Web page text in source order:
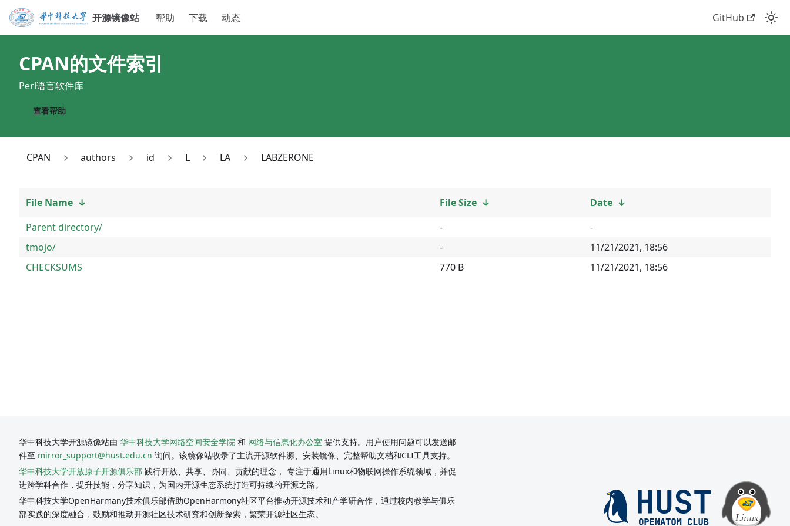
开源镜像站 帮助 下载 动态 GitHub
CPAN的文件索引
Perl语言软件库
查看帮助
CPAN authors id L LA LABZERONE
File Name ↓ File Size ↓ Date ↓
Parent directory/
-
-
tmojo/
-
11/21/2021, 18:56
CHECKSUMS
770 B 11/21/2021, 18:56
华中科技大学开源镜像站由 华中科技大学网络空间安全学院 和 网络与信息化办公室 提供支持。用户使用问题可以发送邮
件至 mirror_support@hust.edu.cn 询问。该镜像站收录了主流开源软件源、安装镜像、完整帮助文档和CLI工具支持。
华中科技大学开放原子开源俱乐部 践行开放、共享、协同、贡献的理念， 专注于通用Linux和物联网操作系统领域，并促
进跨学科合作，提升技能，分享知识，为国内开源生态系统打造可持续的开源之路。
华中科技大学OpenHarmany技术俱乐部借助OpenHarmony社区平台推动开源技术和产学研合作，通过校内教学与俱乐
部实践的深度融合，鼓励和推动开源社区技术研究和创新探索，繁荣开源社区生态。